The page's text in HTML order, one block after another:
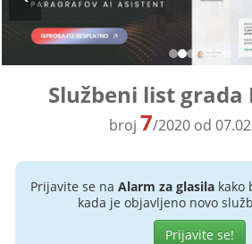
Službeni list grada
broj 7/2020 od
Prijavite se na Alarm za glasilakako
kada je objavljeno novo
Prijavite se!